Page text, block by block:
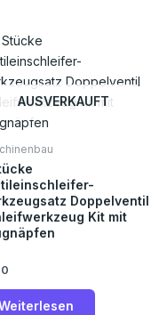
AUSVERKAUFT
Doppelventil
Kit mit